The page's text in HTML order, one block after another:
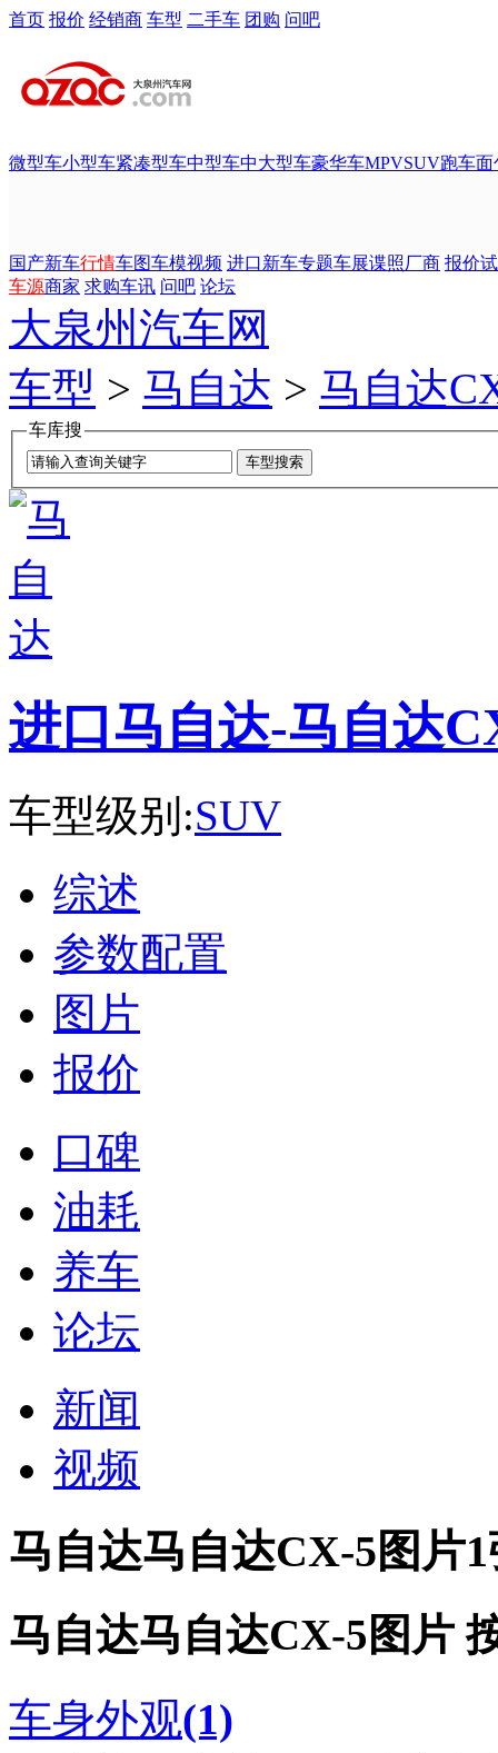
首页 报价 经销商 车型 二手车 团购 问吧
微型车小型车紧凑型车中型车中大型车豪华车MPVSUV跑车面
国产新车行情车图车模视频 进口新车专题车展谍照厂商 报价
车源商家 求购车讯 问吧 论坛
大泉州汽车网
车型 > 马自达 > 马自达
车库搜
进口马自达-马自达
车型级别:SUV
综述
参数配置
图片
报价
口碑
油耗
养车
论坛
新闻
视频
马自达马自达CX-5图片
马自达马自达CX-5图片
车身外观(1)